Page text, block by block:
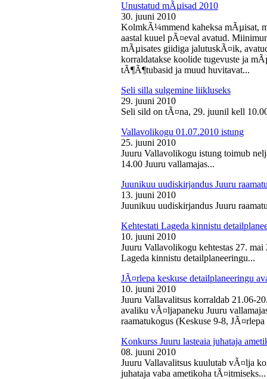
Unustatud mÃµisad 2010
30. juuni 2010
KolmkÃ¼mmend kaheksa mÃµisat,
aastal kuuel pÃ¤eval avatud.
mÃµisates giidiga jalutuskÃ¤ik,
korraldatakse koolide tugevuste ja
tÃ¶Ã¶tubasid ja muud huvitavat...
Seli silla sulgemine liikluseks
29. juuni 2010
Seli sild on tÃ¤na, 29. juunil kell
Vallavolikogu 01.07.2010 istung
25. juuni 2010
Juuru Vallavolikogu istung toimub
14.00 Juuru vallamajas...
Juunikuu uudiskirjandus Juuru
13. juuni 2010
Juunikuu uudiskirjandus Juuru
Kehtestati Lageda kinnistu
10. juuni 2010
Juuru Vallavolikogu kehtestas 27.
Lageda kinnistu detailplaneeringu...
JÃ¤rlepa keskuse detailplaneeringu
10. juuni 2010
Juuru Vallavalitsus korraldab 21.06-
avaliku vÃ¤ljapaneku Juuru
raamatukogus (Keskuse 9-8,
Konkurss Juuru lasteaia juhataja
08. juuni 2010
Juuru Vallavalitsus kuulutab vÃ¤lja
juhataja vaba ametikoha tÃ¤itmiseks...